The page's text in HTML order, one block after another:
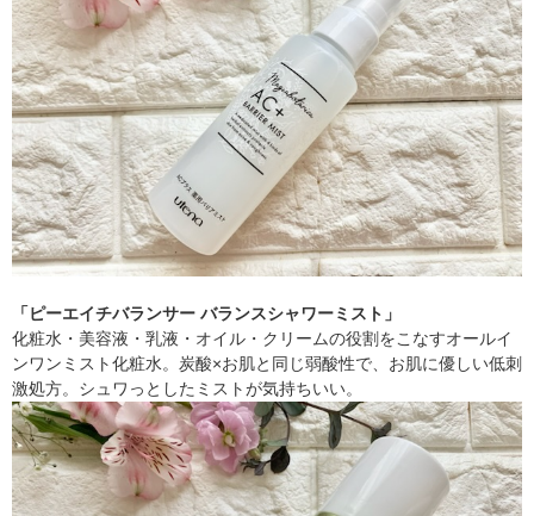
「ピーエイチバランサー バランスシャワーミスト」
化粧水・美容液・乳液・オイル・クリームの役割をこなすオールイ
ンワンミスト化粧水。炭酸×お肌と同じ弱酸性で、お肌に優しい低刺
激処方。シュワっとしたミストが気持ちいい。